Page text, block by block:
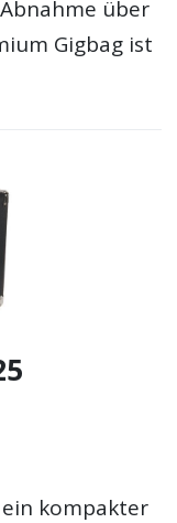
über
Gigbag ist
kompakter